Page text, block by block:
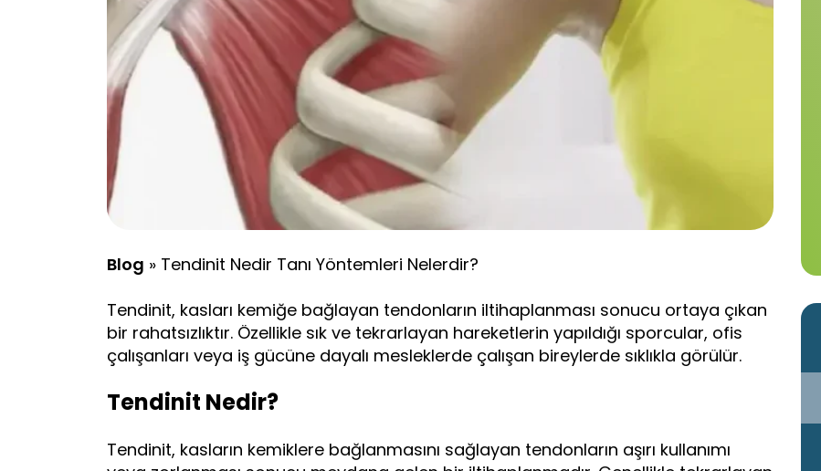
Blog » Tendinit Nedir Tanı Yöntemleri Nelerdir?
Tendinit, kasları kemiğe bağlayan tendonların iltihaplanması sonucu ortaya çıkan
bir rahatsızlıktır. Özellikle sık ve tekrarlayan hareketlerin yapıldığı sporcular, ofis
çalışanları veya iş gücüne dayalı mesleklerde çalışan bireylerde sıklıkla görülür.
Tendinit Nedir?
Tendinit, kasların kemiklere bağlanmasını sağlayan tendonların aşırı kullanımı